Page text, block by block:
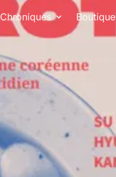
Chroniques Boutique